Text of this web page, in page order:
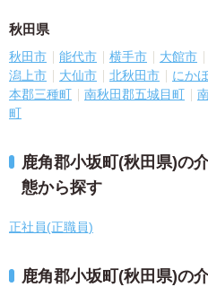
秋田県
秋田市 能代市 横手市 大館市
潟上市
大仙市 北秋田市 にか
本郡三種町
南秋田郡五城目町
町
鹿角郡小坂町(秋田県)の
態から探す
正社員(正職員)
鹿角郡小坂町(秋田県)の